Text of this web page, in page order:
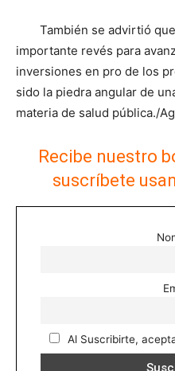
También se advirtió
importante revés para
inversiones en pro de los
sido la piedra angular de
materia de salud pública./
Recibe nuestro
suscríbete
Al Suscribirte,